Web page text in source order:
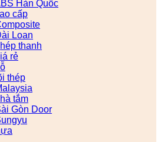
Hàn Quốc
cấp
Loan
thanh
rẻ
thép
tắm
Gòn Door